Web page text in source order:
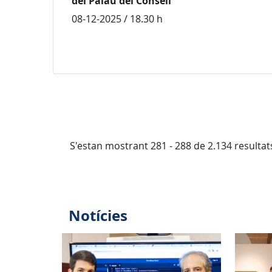
08-12-2025 / 18.30 h
S'estan mostrant 281 - 288 de 2.134
Notícies